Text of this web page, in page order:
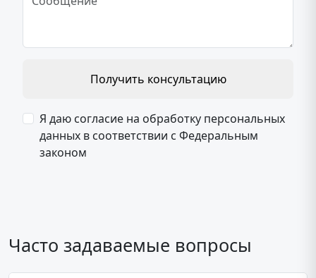
Получить консультацию
Я даю согласие на обработку персональных
данных в соответствии с Федеральным
законом
Часто задаваемые вопросы